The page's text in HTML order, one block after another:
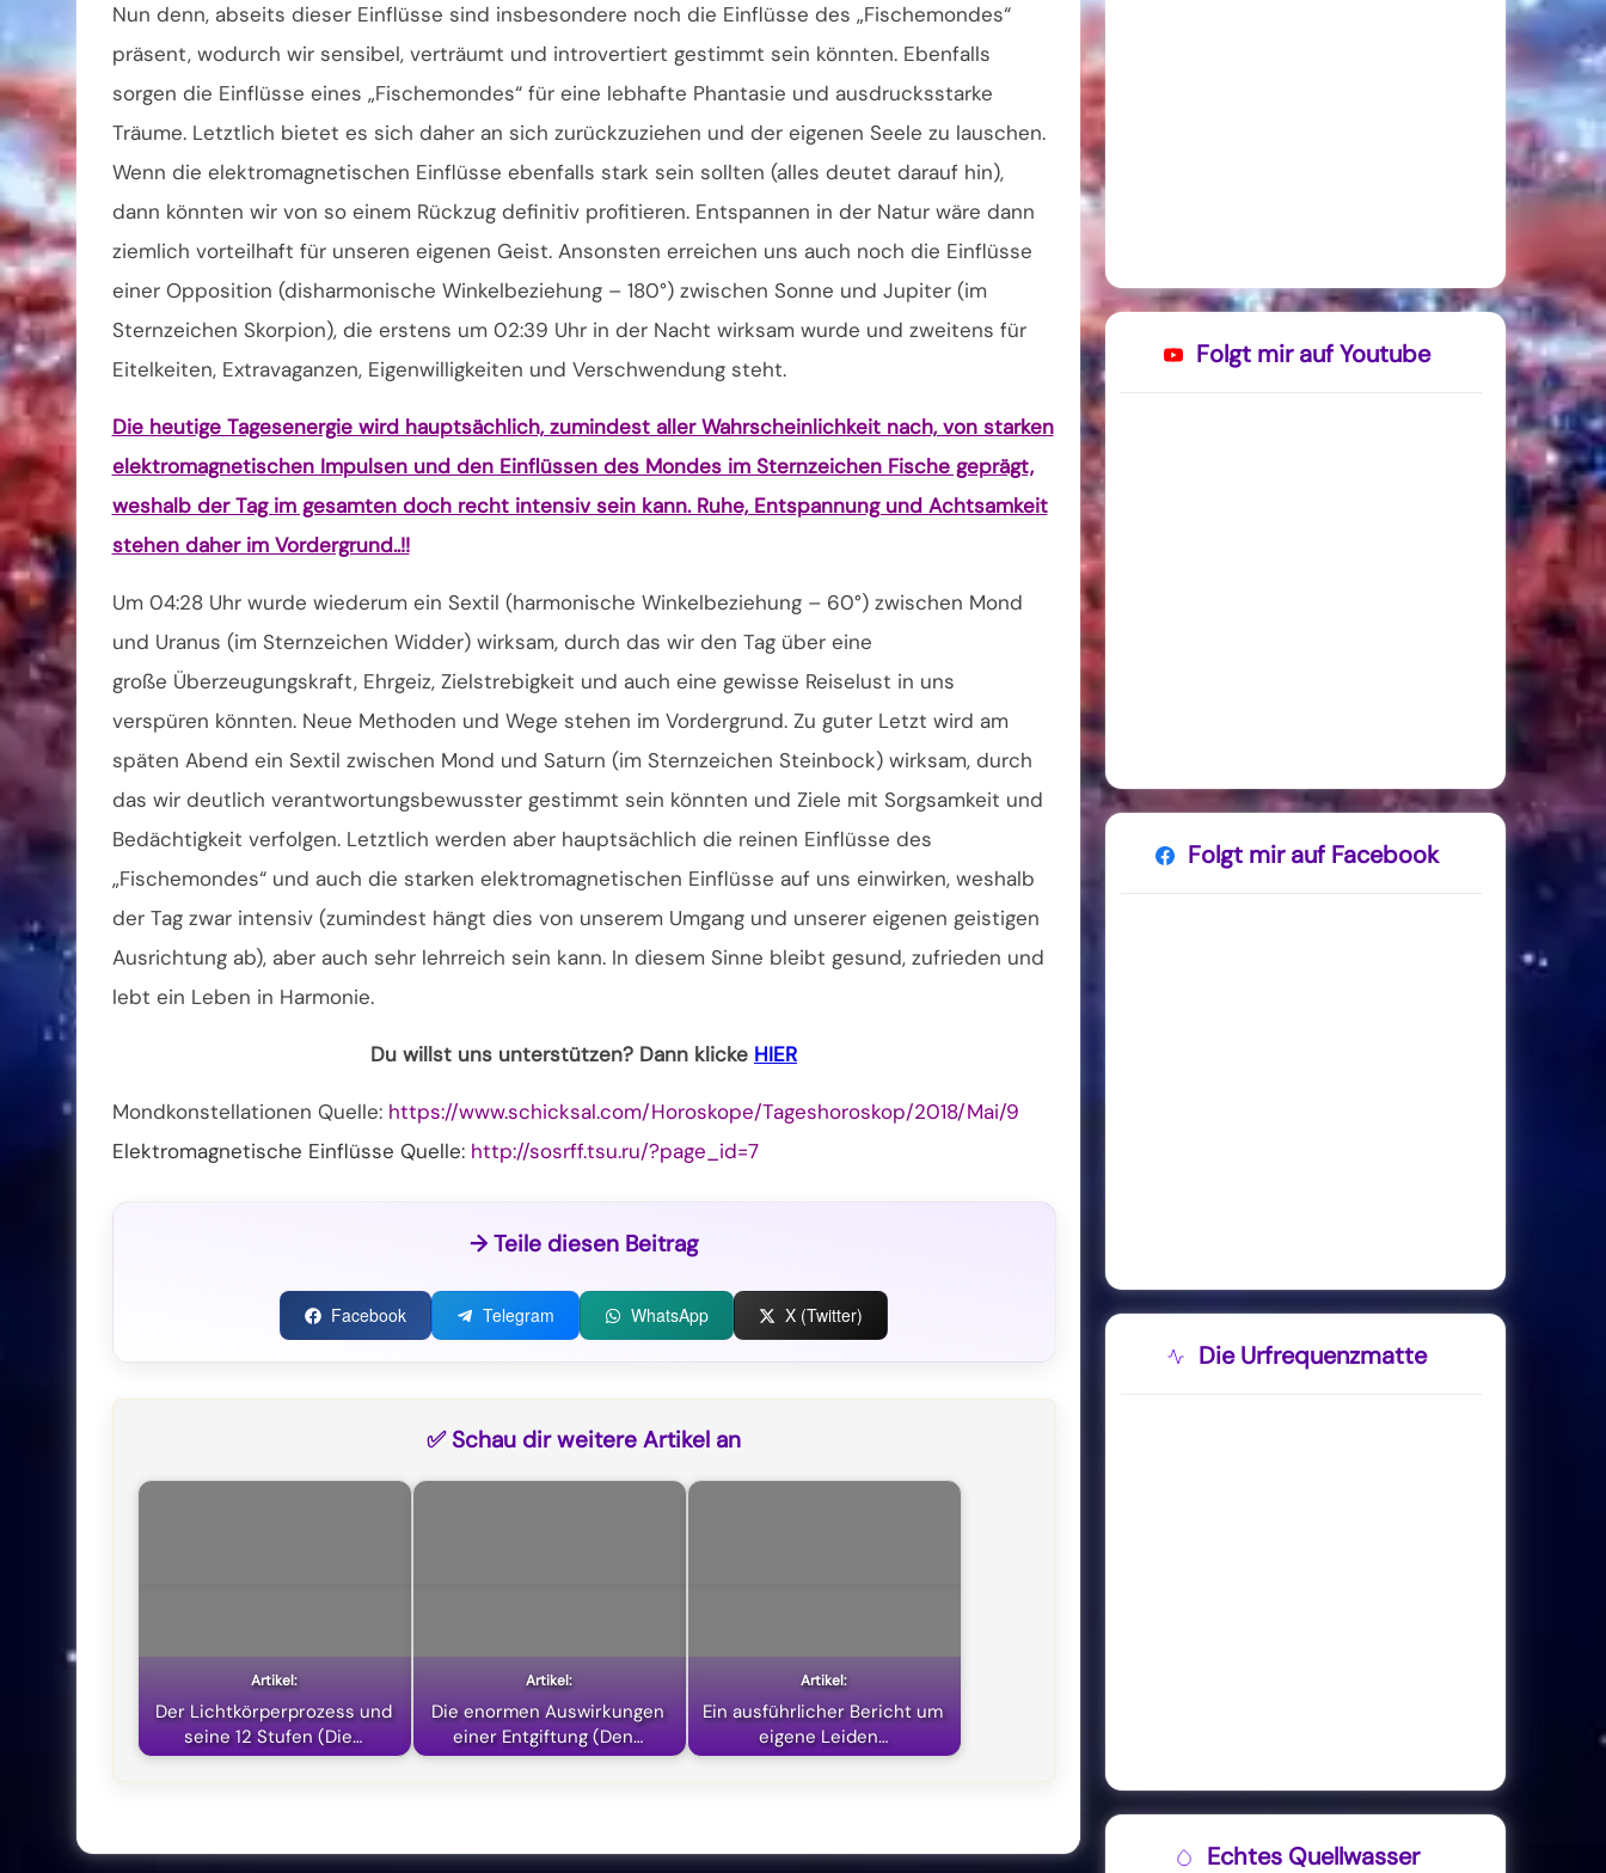
Nun denn, abseits dieser Einflüsse sind insbesondere noch die Einflüsse des „Fischemondes“
präsent, wodurch wir sensibel, verträumt und introvertiert gestimmt sein könnten. Ebenfalls
sorgen die Einflüsse eines „Fischemondes“ für eine lebhafte Phantasie und ausdrucksstarke
Träume. Letztlich bietet es sich daher an sich zurückzuziehen und der eigenen Seele zu lauschen.
Wenn die elektromagnetischen Einflüsse ebenfalls stark sein sollten (alles deutet darauf hin),
dann könnten wir von so einem Rückzug definitiv profitieren. Entspannen in der Natur wäre dann
ziemlich vorteilhaft für unseren eigenen Geist. Ansonsten erreichen uns auch noch die Einflüsse
einer Opposition (disharmonische Winkelbeziehung – 180°) zwischen Sonne und Jupiter (im
Sternzeichen Skorpion), die erstens um 02:39 Uhr in der Nacht wirksam wurde und zweitens für
Eitelkeiten, Extravaganzen, Eigenwilligkeiten und Verschwendung steht.
Die heutige Tagesenergie wird hauptsächlich, zumindest aller Wahrscheinlichkeit nach, von starken
elektromagnetischen Impulsen und den Einflüssen des Mondes im Sternzeichen Fische geprägt,
weshalb der Tag im gesamten doch recht intensiv sein kann. Ruhe, Entspannung und Achtsamkeit
stehen daher im Vordergrund..!!
Um 04:28 Uhr wurde wiederum ein Sextil (harmonische Winkelbeziehung – 60°) zwischen Mond
und Uranus (im Sternzeichen Widder) wirksam, durch das wir den Tag über eine
große Überzeugungskraft, Ehrgeiz, Zielstrebigkeit und auch eine gewisse Reiselust in uns
verspüren könnten. Neue Methoden und Wege stehen im Vordergrund. Zu guter Letzt wird am
späten Abend ein Sextil zwischen Mond und Saturn (im Sternzeichen Steinbock) wirksam, durch
das wir deutlich verantwortungsbewusster gestimmt sein könnten und Ziele mit Sorgsamkeit und
Bedächtigkeit verfolgen. Letztlich werden aber hauptsächlich die reinen Einflüsse des
„Fischemondes“ und auch die starken elektromagnetischen Einflüsse auf uns einwirken, weshalb
der Tag zwar intensiv (zumindest hängt dies von unserem Umgang und unserer eigenen geistigen
Ausrichtung ab), aber auch sehr lehrreich sein kann. In diesem Sinne bleibt gesund, zufrieden und
lebt ein Leben in Harmonie.
Du willst uns unterstützen? Dann klicke HIER
Mondkonstellationen Quelle: https://www.schicksal.com/Horoskope/Tageshoroskop/2018/Mai/9
Elektromagnetische Einflüsse Quelle:http://sosrff.tsu.ru/?page_id=7
→ Teile diesen Beitrag
Facebook Telegram WhatsApp X (Twitter)
✅ Schau dir weitere Artikel an
Der Lichtkörperprozess und
seine 12 Stufen (Die…
Die enormen Auswirkungen
einer Entgiftung (Den…
Ein ausführlicher Bericht um
eigene Leiden…
Folgt mir auf Youtube
Folgt mir auf Facebook
Die Urfrequenzmatte
Echtes Quellwasser